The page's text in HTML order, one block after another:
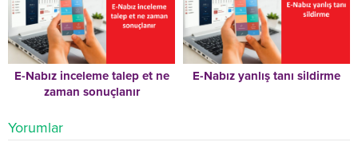
E-Nabız inceleme talep et ne
zaman sonuçlanır
E-Nabız yanlış tanı sildirme
Yorumlar